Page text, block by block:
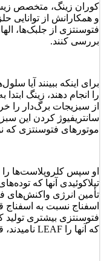
کوران زینگ، متخصص
و همکارانش از توانایی
فتوسنتزی از جلبک‌ها،
بررسی کنند.
برای اینکه ببینند آیا
را انجام دهند، زینگ
از سبزیجات برگ‌دار را
سانتریفیوژ کردن این
موتورهای فتوسنتزی که
او سپس کلروپلاست‌ها را
تیلاکوئیدی آنها که
تأمین انرژی واکنش‌های
اسفناج نسبت به اسفناج
فتوسنتزی بیشتری تولید
که آنها را LEAF نامیدند، قرار دادند.